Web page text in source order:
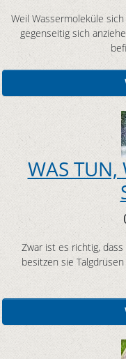
Weil Wassermoleküle
gegenseitig sich
WAS TUN,
Zwar ist es richtig,
besitzen sie